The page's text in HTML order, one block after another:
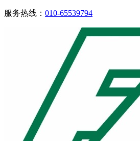
服务热线： 010-65539794